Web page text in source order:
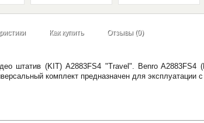
Купить
Как купить Отзывы (0)
штатив (KIT) A2883FS4 "Travel". Benro A2883FS4
комплект предназначен для эксплуатации